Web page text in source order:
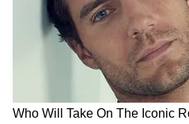
பழக்கம் நாளடைவில்
கள்ளக்காதலாக
தனிமையில் சந்தித்து
வந்துள்ளனர்.